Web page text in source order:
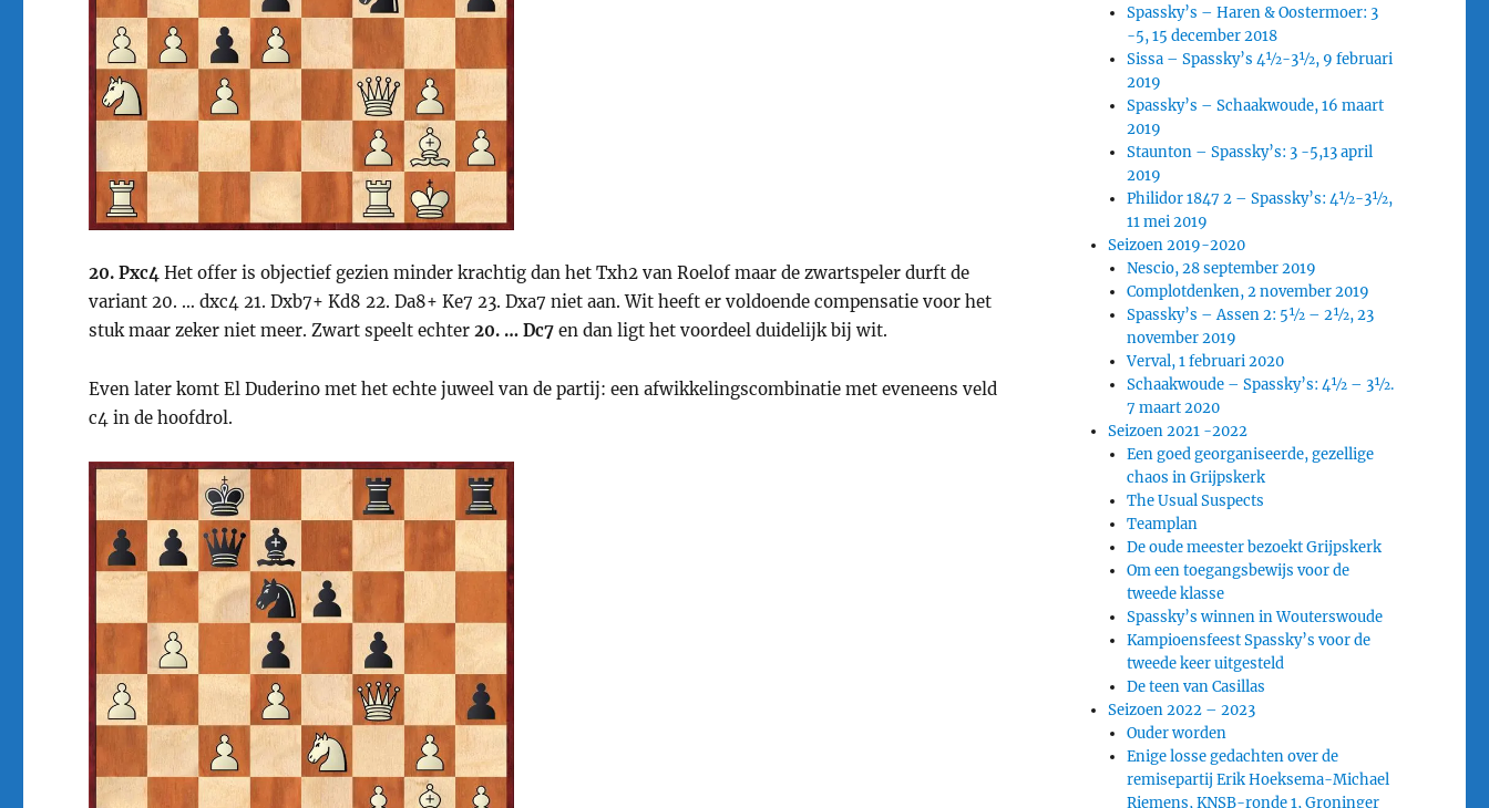
20. Pxc4 Het offer is objectief gezien minder krachtig dan het Txh2 van Roelof maar de zwartspeler durft de
variant 20. … dxc4 21. Dxb7+ Kd8 22. Da8+ Ke7 23. Dxa7 niet aan. Wit heeft er voldoende compensatie voor het
stuk maar zeker niet meer. Zwart speelt echter20. … Dc7 en dan ligt het voordeel duidelijk bij wit.
Even later komt El Duderino met het echte juweel van de partij: een afwikkelingscombinatie met eveneens veld
c4 in de hoofdrol.
Spassky’s – Haren & Oostermoer: 3
-5, 15 december 2018
Sissa – Spassky’s 4½-3½, 9 februari
2019
Spassky’s – Schaakwoude, 16 maart
2019
Staunton – Spassky’s: 3 -5,13 april
2019
Philidor 1847 2 – Spassky’s: 4½-3½,
11 mei 2019
Seizoen 2019-2020
Nescio, 28 september 2019
Complotdenken, 2 november 2019
Spassky’s – Assen 2: 5½ – 2½, 23
november 2019
Verval, 1 februari 2020
Schaakwoude – Spassky’s: 4½ – 3½.
7 maart 2020
Seizoen 2021 -2022
Een goed georganiseerde, gezellige
chaos in Grijpskerk
The Usual Suspects
Teamplan
De oude meester bezoekt Grijpskerk
Om een toegangsbewijs voor de
tweede klasse
Spassky’s winnen in Wouterswoude
Kampioensfeest Spassky’s voor de
tweede keer uitgesteld
De teen van Casillas
Seizoen 2022 – 2023
Ouder worden
Enige losse gedachten over de
remisepartij Erik Hoeksema-Michael
Riemens, KNSB-ronde 1, Groninger